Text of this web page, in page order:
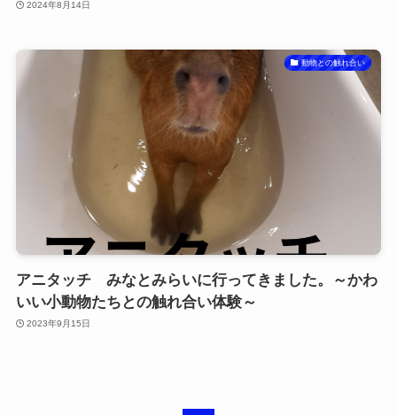
2024年8月14日
動物との触れ合い
アニタッチ みなとみらいに行ってきました。～かわ
いい小動物たちとの触れ合い体験～
2023年9月15日